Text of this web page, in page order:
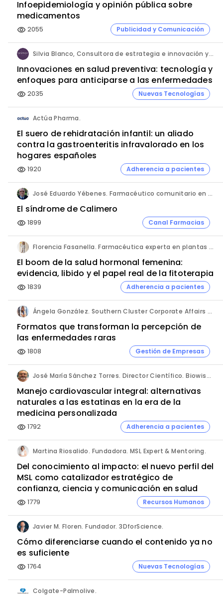
Infoepidemiología y opinión pública sobre
medicamentos
visibility 2055 Publicidad y Comunicación
Silvia Blanco, Consultora de estrategia e innovación y Ana Leal, Consultora Senior de estrategia e innovación. ANIMA.
Innovaciones en salud preventiva: tecnología y
enfoques para anticiparse a las enfermedades
visibility 2035 Nuevas Tecnologías
Actúa Pharma.
El suero de rehidratación infantil: un aliado
contra la gastroenteritis infravalorado en los
hogares españoles
visibility 1920 Adherencia a pacientes
José Eduardo Yébenes. Farmacéutico comunitario en Mijas (Málaga).
El síndrome de Calimero
visibility 1899 Canal Farmacias
Florencia Fasanella. Farmacéutica experta en plantas medicinales.
El boom de la salud hormonal femenina:
evidencia, libido y el papel real de la fitoterapia
visibility 1839 Adherencia a pacientes
Ángela González. Southern Cluster Corporate Affairs & Patient Partnership Director. Kyowa Kirin.
Formatos que transforman la percepción de
las enfermedades raras
visibility 1808 Gestión de Empresas
José María Sánchez Torres. Director Científico. Biowise Pharmaceuticals.
Manejo cardiovascular integral: alternativas
naturales a las estatinas en la era de la
medicina personalizada
visibility 1792 Adherencia a pacientes
Martina Riosalido. Fundadora. MSL Expert & Mentoring.
Del conocimiento al impacto: el nuevo perfil del
MSL como catalizador estratégico de
confianza, ciencia y comunicación en salud
visibility 1779 Recursos Humanos
Javier M. Floren. Fundador. 3DforScience.
Cómo diferenciarse cuando el contenido ya no
es suficiente
visibility 1764 Nuevas Tecnologías
Colgate-Palmolive.